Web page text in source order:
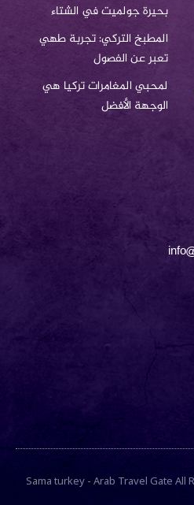
بحيرة جولميت في الشتاء
المطبخ التركي: تجربة طهي
تعبر عن الفصول
لمحبي المغامرات تركيا هي
الوجهة الأفضل